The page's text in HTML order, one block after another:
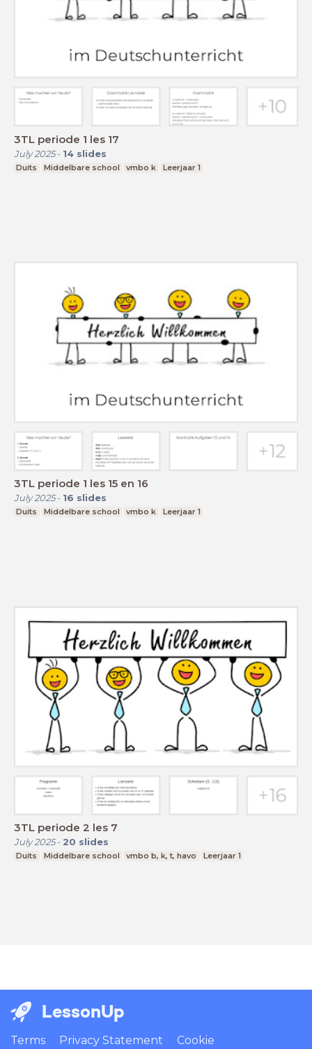
3TL periode 1 les 17
July 2025- 14 slides
Duits Middelbare school vmbo k Leerjaar 1
3TL periode 1 les 15 en 16
July 2025- 16 slides
Duits Middelbare school vmbo k Leerjaar 1
3TL periode 2 les 7
July 2025- 20 slides
Duits Middelbare school vmbo b, k, t, havo Leerjaar 1
LessonUp
Terms Privacy Statement
Cookie